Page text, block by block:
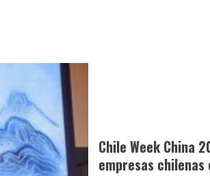
Chile Week China
empresas